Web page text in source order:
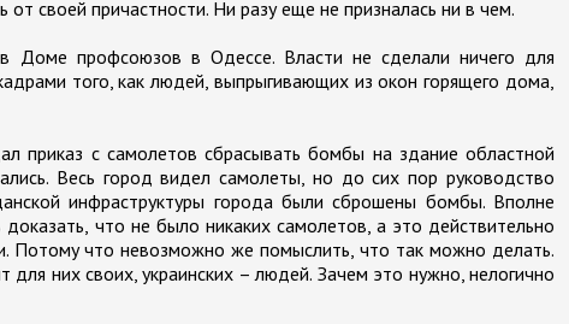
от своей причастности. Ни разу еще не призналась ни в чем.
Доме профсоюзов в Одессе. Власти не сделали ничего для
того, как людей, выпрыгивающих из окон горящего дома,
с самолетов сбрасывать бомбы на здание областной
Весь город видел самолеты, но до сих пор руководство
инфраструктуры города были сброшены бомбы. Вполне
что не было никаких самолетов, а это действительно
Потому что невозможно же помыслить, что так можно делать.
них своих, украинских – людей. Зачем это нужно, нелогично